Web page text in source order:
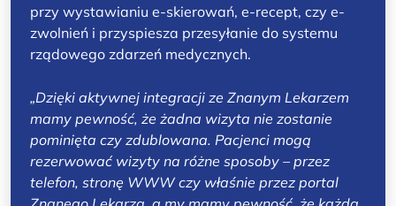
przy wystawianiu e-skierowań, e-recept, czy e-
zwolnień i przyspiesza przesyłanie do systemu
rządowego zdarzeń medycznych.
„Dzięki aktywnej integracji ze Znanym Lekarzem
mamy pewność, że żadna wizyta nie zostanie
pominięta czy zdublowana. Pacjenci mogą
rezerwować wizyty na różne sposoby – przez
telefon, stronę WWW czy właśnie przez portal